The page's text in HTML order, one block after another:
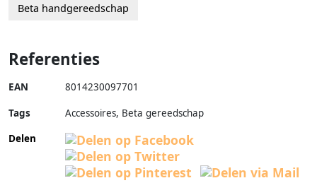
Beta handgereedschap
Referenties
EAN 8014230097701
Tags
Accessoires, Beta gereedschap
Delen